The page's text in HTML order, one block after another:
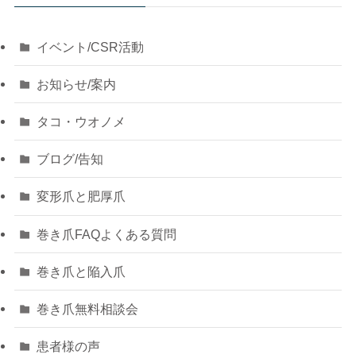
イベント/CSR活動
お知らせ/案内
タコ・ウオノメ
ブログ/告知
変形爪と肥厚爪
巻き爪FAQよくある質問
巻き爪と陥入爪
巻き爪無料相談会
患者様の声